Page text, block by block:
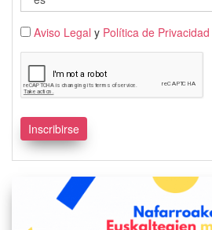
Aviso Legal y Política de Privacidad